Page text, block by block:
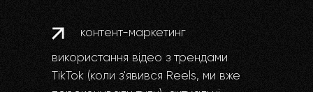
контент-маркетинг
використання відео з трендами
TikTok (коли з'явився Reels, ми вже